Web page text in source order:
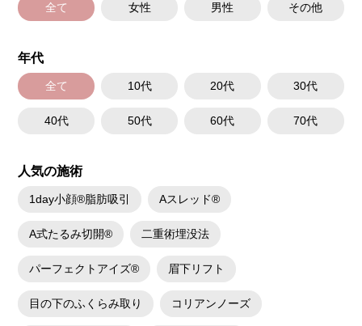
全て 女性 男性 その他
年代
全て 10代 20代 30代
40代 50代 60代 70代
人気の施術
1day小顔®脂肪吸引 Aスレッド®
A式たるみ切開® 二重術埋没法
パーフェクトアイズ® 眉下リフト
目の下のふくらみ取り コリアンノーズ